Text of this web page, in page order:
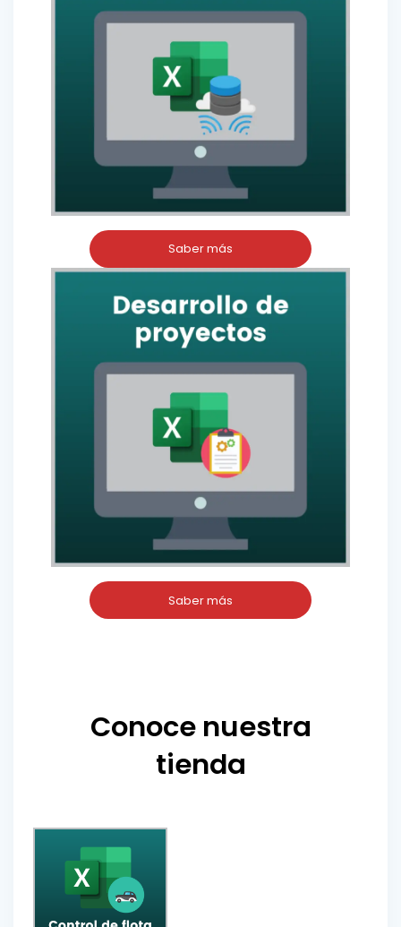
Saber más
Saber más
Conoce nuestra
tienda